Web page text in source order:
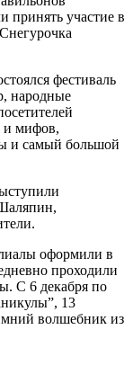
принять участие в
фестиваль
народные
и мифов,
и самый большой
оформили в
проходили
С 6 декабря по
13
волшебник из